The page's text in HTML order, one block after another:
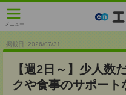
メニュー
掲載日 :2026/07/31
【週2日～】少人数
クや食事のサポート